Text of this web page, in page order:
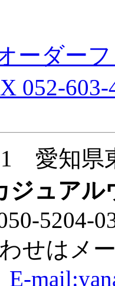
ーダー
052-603-
愛知県
ジュア
5204-
せはメ
E-